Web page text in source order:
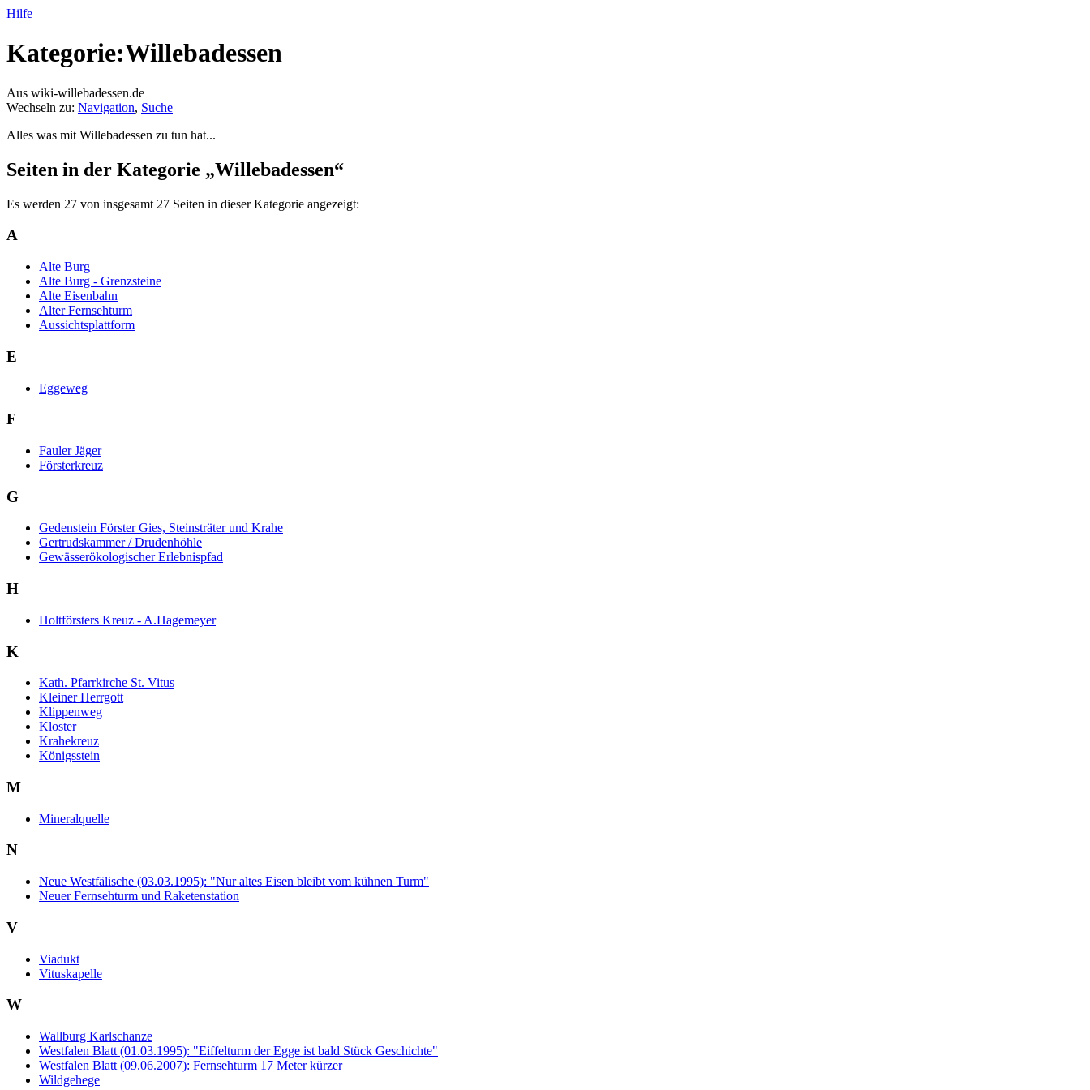
Hilfe
Kategorie:Willebadessen
Aus wiki-willebadessen.de
Wechseln zu: Navigation, Suche
Alles was mit Willebadessen zu tun hat...
Seiten in der Kategorie „Willebadessen“
Es werden 27 von insgesamt 27 Seiten in dieser Kategorie angezeigt:
A
Alte Burg
Alte Burg - Grenzsteine
Alte Eisenbahn
Alter Fernsehturm
Aussichtsplattform
E
Eggeweg
F
Fauler Jäger
Försterkreuz
G
Gedenstein Förster Gies, Steinsträter und Krahe
Gertrudskammer / Drudenhöhle
Gewässerökologischer Erlebnispfad
H
Holtförsters Kreuz - A.Hagemeyer
K
Kath. Pfarrkirche St. Vitus
Kleiner Herrgott
Klippenweg
Kloster
Krahekreuz
Königsstein
M
Mineralquelle
N
Neue Westfälische (03.03.1995): "Nur altes Eisen bleibt vom kühnen Turm"
Neuer Fernsehturm und Raketenstation
V
Viadukt
Vituskapelle
W
Wallburg Karlschanze
Westfalen Blatt (01.03.1995): "Eiffelturm der Egge ist bald Stück Geschichte"
Westfalen Blatt (09.06.2007): Fernsehturm 17 Meter kürzer
Wildgehege